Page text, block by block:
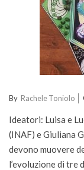
2020-
25
By Rachele Toniolo
Ideatori: Luisa e
(INAF) e Giuliana
devono muovere
l’evoluzione di tre